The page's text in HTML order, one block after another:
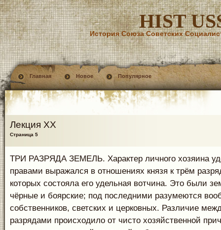
HIST
История Союза Советских
Главная Новое Популярное
Лекция XX
Страница 5
ТРИ РАЗРЯДА ЗЕМЕЛЬ. Характер личного хозяина
правами выражался в отношениях князя к трём
которых состояла его удельная вотчина. Это были
чёрные и боярские; под последними разумеются
собственников, светских и церковных. Различие
разрядами происходило от чисто хозяйственной